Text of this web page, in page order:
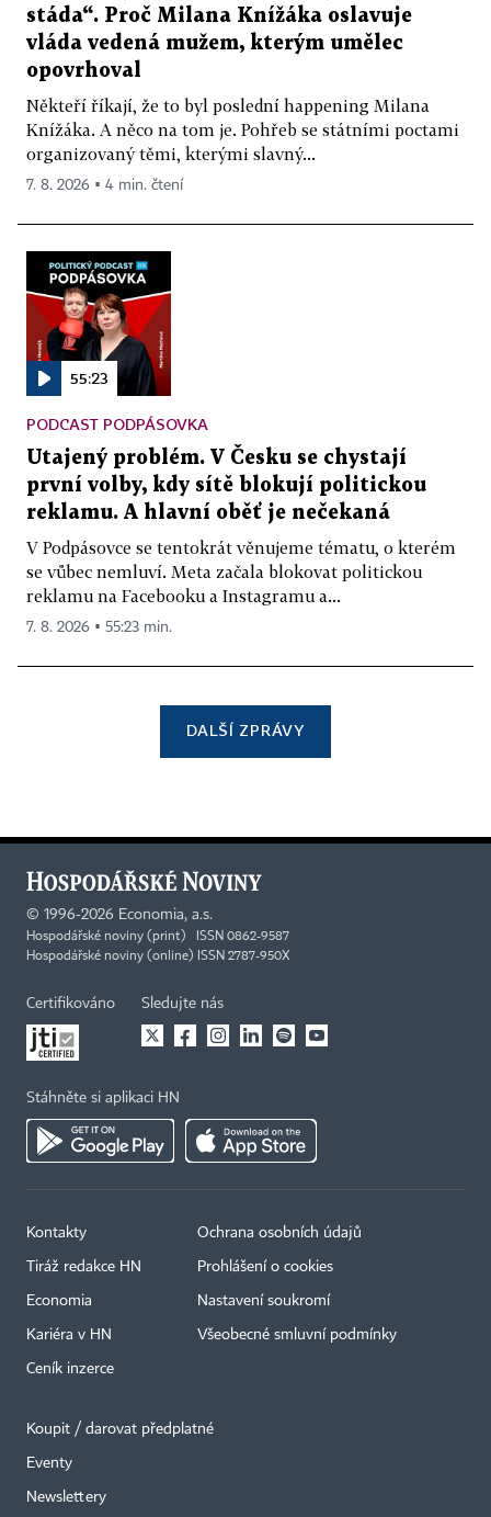
stáda“. Proč Milana Knížáka oslavuje
vláda vedená mužem, kterým umělec
opovrhoval
Někteří říkají, že to byl poslední happening Milana
Knížáka. A něco na tom je. Pohřeb se státními poctami
organizovaný těmi, kterými slavný...
7. 8. 2026 ▪ 4 min. čtení
55:23
PODCAST PODPÁSOVKA
Utajený problém. V Česku se chystají
první volby, kdy sítě blokují politickou
reklamu. A hlavní oběť je nečekaná
V Podpásovce se tentokrát věnujeme tématu, o kterém
se vůbec nemluví. Meta začala blokovat politickou
reklamu na Facebooku a Instagramu a...
7. 8. 2026 ▪ 55:23 min.
DALŠÍ ZPRÁVY
© 1996-2026 Economia, a.s.
Hospodářské noviny (print) ISSN 0862-9587
Hospodářské noviny (online) ISSN 2787-950X
Certifikováno Sledujte nás
Stáhněte si aplikaci HN
Kontakty
Tiráž redakce HN
Economia
Kariéra v HN
Ceník inzerce
Ochrana osobních údajů
Prohlášení o cookies
Nastavení soukromí
Všeobecné smluvní podmínky
Koupit / darovat předplatné
Eventy
Newslettery